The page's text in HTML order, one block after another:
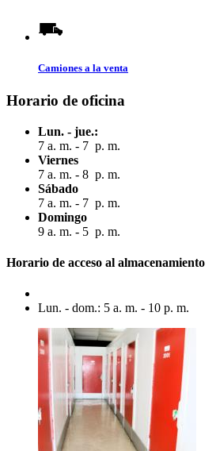
Camiones a la venta
Horario de oficina
Lun. - jue.:
7 a. m. - 7 p. m.
Viernes
7 a. m. - 8 p. m.
Sábado
7 a. m. - 7 p. m.
Domingo
9 a. m. - 5 p. m.
Horario de acceso al almacenamiento
Lun. - dom.: 5 a. m. - 10 p. m.